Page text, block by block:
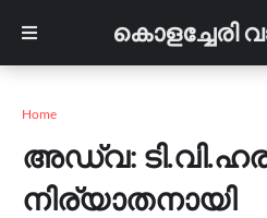
കൊളച്ചേരി
Home
അഡ്വ:
നിര്യാതനായി